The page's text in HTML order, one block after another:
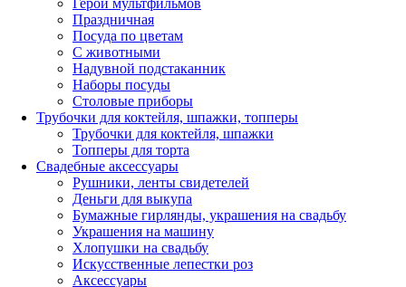
Праздничная
Посуда по цветам
С животными
Надувной подстаканник
Наборы посуды
Столовые приборы
Трубочки для коктейля, шпажки, топперы
Трубочки для коктейля, шпажки
Топперы для торта
Свадебные аксессуары
Рушники, ленты свидетелей
Деньги для выкупа
Бумажные гирлянды, украшения на свадьбу
Украшения на машину
Хлопушки на свадьбу
Искусственные лепестки роз
Аксессуары